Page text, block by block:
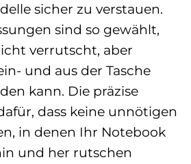
sicher zu verstauen.
sind so gewählt,
verrutscht, aber
und aus der Tasche
kann. Die präzise
dass keine unnötigen
in denen Ihr Notebook
und her rutschen